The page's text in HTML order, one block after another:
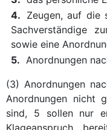
4. Zeugen, auf die
Sachverständige
sowie eine
5. Anordnungen
(3) Anordnungen
Anordnungen nicht
sind, 5 sollen nur
Klageanspruch